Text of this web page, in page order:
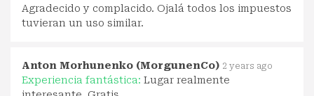
Agradecido y complacido. Ojalá todos los impuestos
tuvieran un uso similar.
Anton Morhunenko (MorgunenCo) 2 years ago
Experiencia fantástica: Lugar realmente